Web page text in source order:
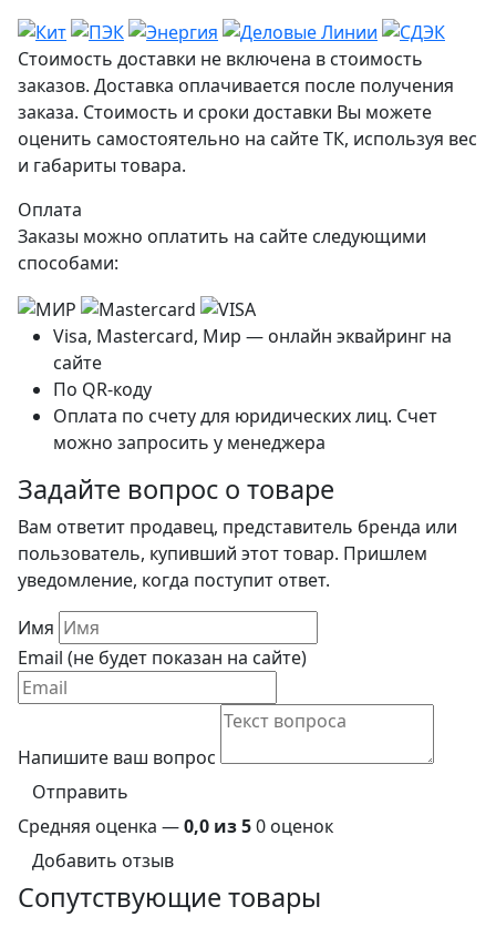
Стоимость доставки не включена в стоимость
заказов. Доставка оплачивается после получения
заказа. Стоимость и сроки доставки Вы можете
оценить самостоятельно на сайте ТК, используя вес
и габариты товара.
Оплата
Заказы можно оплатить на сайте следующими
способами:
Visa, Mastercard, Мир — онлайн эквайринг на
сайте
По QR-коду
Оплата по счету для юридических лиц. Счет
можно запросить у менеджера
Задайте вопрос о товаре
Вам ответит продавец, представитель бренда или
пользователь, купивший этот товар. Пришлем
уведомление, когда поступит ответ.
Имя
Email (не будет показан на сайте)
Напишите ваш вопрос
Отправить
Средняя оценка —0,0 из 50 оценок
Добавить отзыв
Сопутствующие товары